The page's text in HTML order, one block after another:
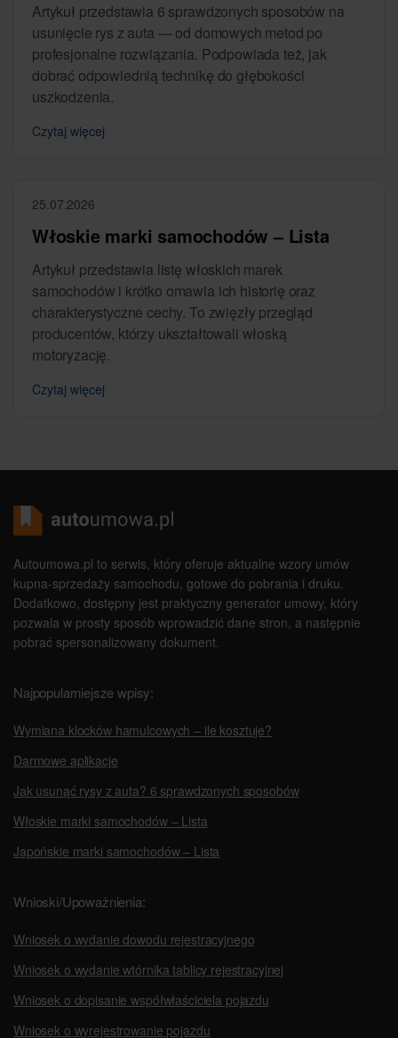
Artykuł przedstawia 6 sprawdzonych sposobów na
usunięcie rys z auta — od domowych metod po
profesjonalne rozwiązania. Podpowiada też, jak
dobrać odpowiednią technikę do głębokości
uszkodzenia.
Czytaj więcej
25.07.2026
Włoskie marki samochodów – Lista
Artykuł przedstawia listę włoskich marek
samochodów i krótko omawia ich historię oraz
charakterystyczne cechy. To zwięzły przegląd
producentów, którzy ukształtowali włoską
motoryzację.
Czytaj więcej
Autoumowa.pl to serwis, który oferuje aktualne wzory umów
kupna-sprzedaży samochodu, gotowe do pobrania i druku.
Dodatkowo, dostępny jest praktyczny generator umowy, który
pozwala w prosty sposób wprowadzić dane stron, a następnie
pobrać spersonalizowany dokument.
Najpopularniejsze wpisy:
Wymiana klocków hamulcowych – ile kosztuje?
Darmowe aplikacje
Jak usunąć rysy z auta? 6 sprawdzonych sposobów
Włoskie marki samochodów – Lista
Japońskie marki samochodów – Lista
Wnioski/Upoważnienia:
Wniosek o wydanie dowodu rejestracyjnego
Wniosek o wydanie wtórnika tablicy rejestracyjnej
Wniosek o dopisanie współwłaściciela pojazdu
Wniosek o wyrejestrowanie pojazdu